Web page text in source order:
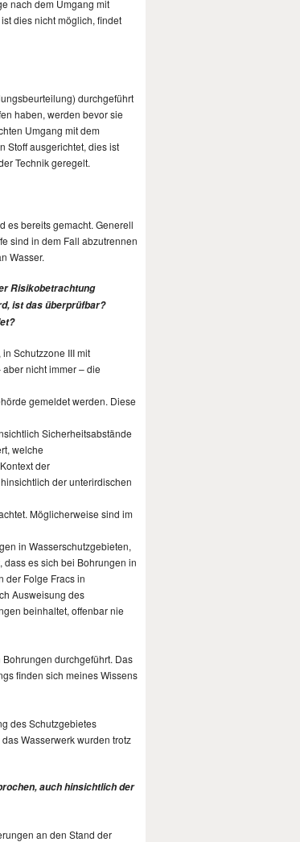
nach dem Umgang mit
dies nicht möglich, findet
durchgeführt
haben, werden bevor sie
Umgang mit dem
Stoff ausgerichtet, dies ist
Technik geregelt.
es bereits gemacht. Generell
sind in dem Fall abzutrennen
Wasser.
Risikobetrachtung
ist das überprüfbar?
Schutzzone III mit
nicht immer – die
gemeldet werden. Diese
Sicherheitsabstände
welche
der
der unterirdischen
Möglicherweise sind im
in Wasserschutzgebieten,
es sich bei Bohrungen in
der Folge Fracs in
Ausweisung des
beinhaltet, offenbar nie
durchgeführt. Das
finden sich meines Wissens
des Schutzgebietes
Wasserwerk wurden trotz
auch hinsichtlich der
an den Stand der